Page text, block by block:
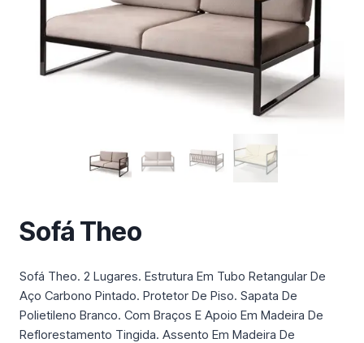
Sofá Theo
Sofá Theo. 2 Lugares. Estrutura Em Tubo Retangular De
Aço Carbono Pintado. Protetor De Piso. Sapata De
Polietileno Branco. Com Braços E Apoio Em Madeira De
Reflorestamento Tingida. Assento Em Madeira De